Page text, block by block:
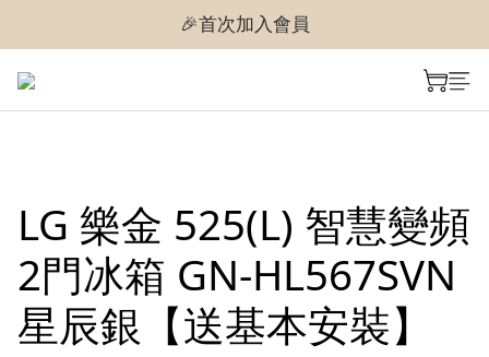
🎉首次加入會員
🎉首次加入會員
LG 樂金 525(L) 智慧變頻
2門冰箱 GN-HL567SVN
星辰銀【送基本安裝】